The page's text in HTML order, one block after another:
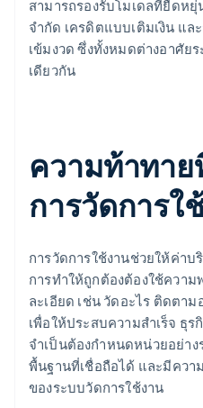
สามารถรองรับโมเดลที่ยืดห
จำกัด เครดิตแบบเติมเงิน และ
เข้มงวด ซึ่งทั้งหมดต่างอาศัย
เดียวกัน
ความท้าทา
การวัดการใ
การวัดการใช้งานช่วยให้ค่า
การทำให้ถูกต้องต้องใช้ควา
ละเอียด เช่น วัดอะไร ติดตาม
เพื่อให้ประสบความสำเร็จ ธุ
จำเป็นต้องกำหนดหน่วยอย่า
พื้นฐานที่เชื่อถือได้ และมีควา
ของระบบวัดการใช้งาน